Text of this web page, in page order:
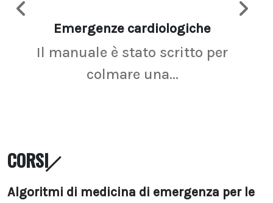
Emergenze cardiologiche
Il manuale è stato scritto per
colmare una...
CORSI
Algoritmi di medicina di emergenza per le